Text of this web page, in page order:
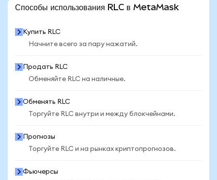
Способы использования RLC в MetaMask
Купить RLC
Начните всего за пару нажатий.
Продать RLC
Обменяйте RLC на наличные.
Обменять RLC
Торгуйте RLC внутри и между блокчейнами.
Прогнозы
Торгуйте RLC и на рынках криптопрогнозов.
Фьючерсы